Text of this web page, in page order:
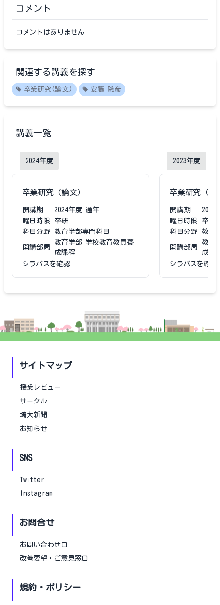
コメント
コメントはありません
関連する講義を探す
卒業研究(論文) 安藤 聡彦
講義一覧
2024年度
卒業研究（論文）
開講期 2024年度 通年
曜日時限
卒研
科目分野
教育学部専門科目
開講部局
教育学部 学校教育教員養
成課程
シラバスを確認
2023年度
卒業研究（論
開講期 2023
曜日時限
卒研
科目分野
教育
開講部局
教育
成課
シラバスを確認
サイトマップ
授業レビュー
サークル
埼大新聞
お知らせ
SNS
Twitter
Instagram
お問合せ
お問い合わせ口
改善要望・ご意見窓口
規約・ポリシー